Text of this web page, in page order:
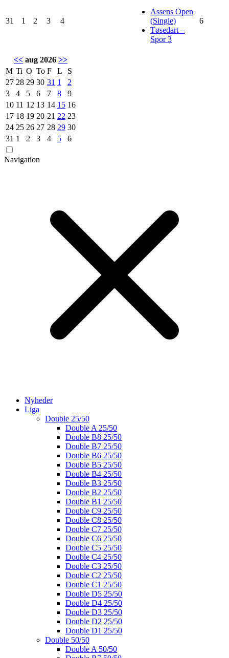
31 1 2 3 4
Assens Open
(Single)
Tøsedart –
Spor 3
6
<< aug 2026 >>
M Ti O To F L
S
27 28 29 30 31 1
2
3
4 5 6 7 8
9
10 11 12 13 14 15 16
17 18 19 20 21 22 23
24 25 26 27 28 29 30
31 1 2 3 4 5 6
Navigation
Nyheder
Liga
Double 25/50
Double A 25/50
Double B8 25/50
Double B7 25/50
Double B6 25/50
Double B5 25/50
Double B4 25/50
Double B3 25/50
Double B2 25/50
Double B1 25/50
Double C9 25/50
Double C8 25/50
Double C7 25/50
Double C6 25/50
Double C5 25/50
Double C4 25/50
Double C3 25/50
Double C2 25/50
Double C1 25/50
Double D5 25/50
Double D4 25/50
Double D3 25/50
Double D2 25/50
Double D1 25/50
Double 50/50
Double A 50/50